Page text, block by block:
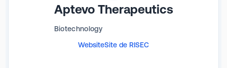
Aptevo Therapeutics
Biotechnology
WebsiteSite de RISEC